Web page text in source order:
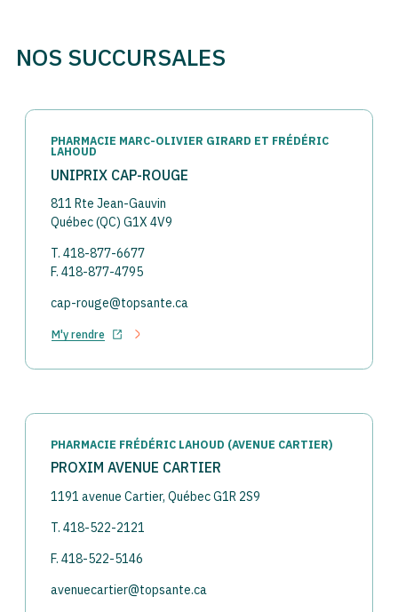
NOS SUCCURSALES
PHARMACIE MARC-OLIVIER GIRARD ET FRÉDÉRIC
LAHOUD
UNIPRIX CAP-ROUGE
811 Rte Jean-Gauvin
Québec (QC) G1X 4V9
T. 418-877-6677
F. 418-877-4795
cap-rouge@topsante.ca
M'y rendreOuvrir dans un nouvel onglet
PHARMACIE FRÉDÉRIC LAHOUD (AVENUE CARTIER)
PROXIM AVENUE CARTIER
1191 avenue Cartier, Québec G1R 2S9
T. 418-522-2121
F. 418-522-5146
avenuecartier@topsante.ca